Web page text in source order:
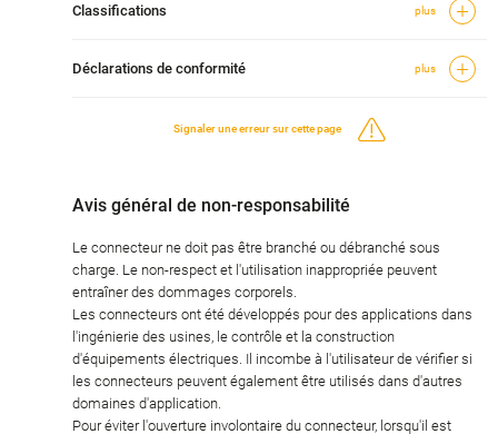
Classifications plus
Déclarations de conformité plus
Signaler une erreur sur cette page
Avis général de non-responsabilité
Le connecteur ne doit pas être branché ou débranché sous
charge. Le non-respect et l'utilisation inappropriée peuvent
entraîner des dommages corporels.
Les connecteurs ont été développés pour des applications dans
l'ingénierie des usines, le contrôle et la construction
d'équipements électriques. Il incombe à l'utilisateur de vérifier si
les connecteurs peuvent également être utilisés dans d'autres
domaines d'application.
Pour éviter l'ouverture involontaire du connecteur, lorsqu'il est